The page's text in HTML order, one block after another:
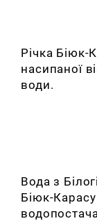
Річка Біюк-
насипаної
води.
Вода з
Біюк-